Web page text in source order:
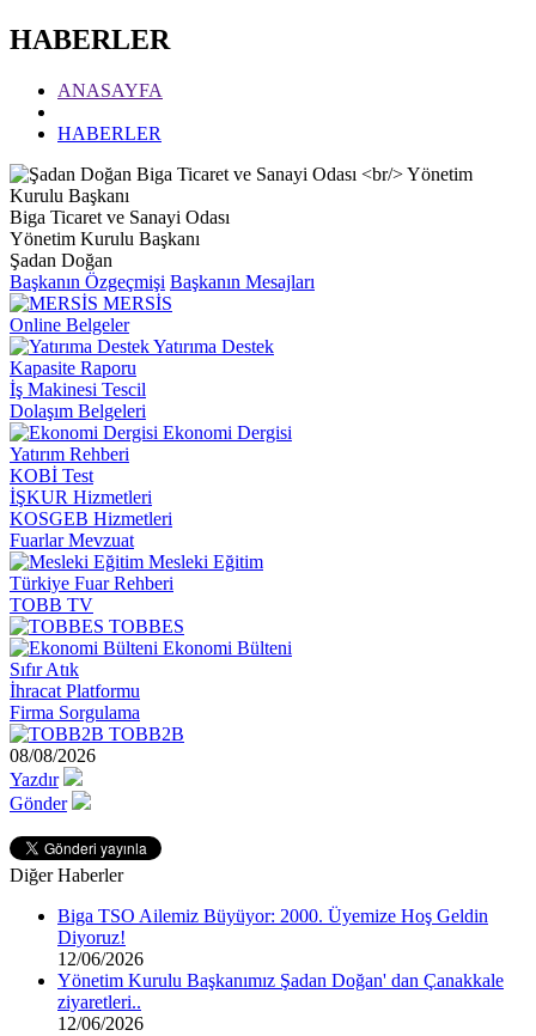
HABERLER
ANASAYFA
HABERLER
Biga Ticaret ve Sanayi Odası
Yönetim Kurulu Başkanı
Şadan Doğan
Başkanın Özgeçmişi Başkanın Mesajları
MERSİS
Online Belgeler
Yatırıma Destek
Kapasite Raporu
İş Makinesi Tescil
Dolaşım Belgeleri
Ekonomi Dergisi
Yatırım Rehberi
KOBİ Test
İŞKUR Hizmetleri
KOSGEB Hizmetleri
Fuarlar Mevzuat
Mesleki Eğitim
Türkiye Fuar Rehberi
TOBB TV
TOBBES
Ekonomi Bülteni
Sıfır Atık
İhracat Platformu
Firma Sorgulama
TOBB2B
08/08/2026
Yazdır
Gönder
Diğer Haberler
Biga TSO Ailemiz Büyüyor: 2000. Üyemize Hoş Geldin
Diyoruz!
12/06/2026
Yönetim Kurulu Başkanımız Şadan Doğan' dan Çanakkale
ziyaretleri..
12/06/2026